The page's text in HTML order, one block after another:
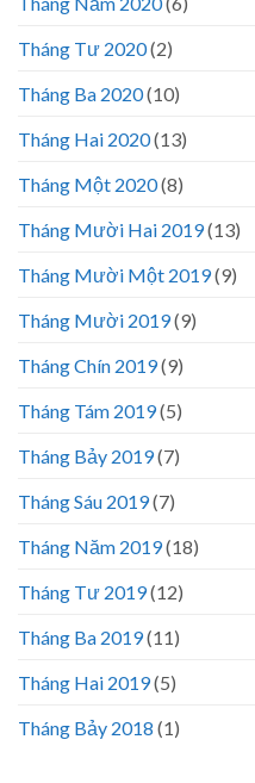
Tháng Tư 2020(2)
Tháng Ba 2020(10)
Tháng Hai 2020(13)
Tháng Một 2020(8)
Tháng Mười Hai 2019(13)
Tháng Mười Một 2019(9)
Tháng Mười 2019(9)
Tháng Chín 2019(9)
Tháng Tám 2019(5)
Tháng Bảy 2019(7)
Tháng Sáu 2019(7)
Tháng Năm 2019(18)
Tháng Tư 2019(12)
Tháng Ba 2019(11)
Tháng Hai 2019(5)
Tháng Bảy 2018 (1)